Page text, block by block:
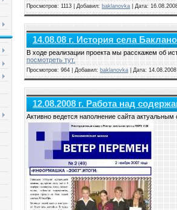
Просмотров: 1113 | Добавил: baklanovka | Дата:
14.08.08 г. История села
В ходе реализации проекта мы расскажем об
посмотреть тут.
Просмотров: 964 | Добавил: baklanovka | Дата: 14.08.2008
12.08.2008 г. Работа над
Активно ведется наполнение сайта актуальным